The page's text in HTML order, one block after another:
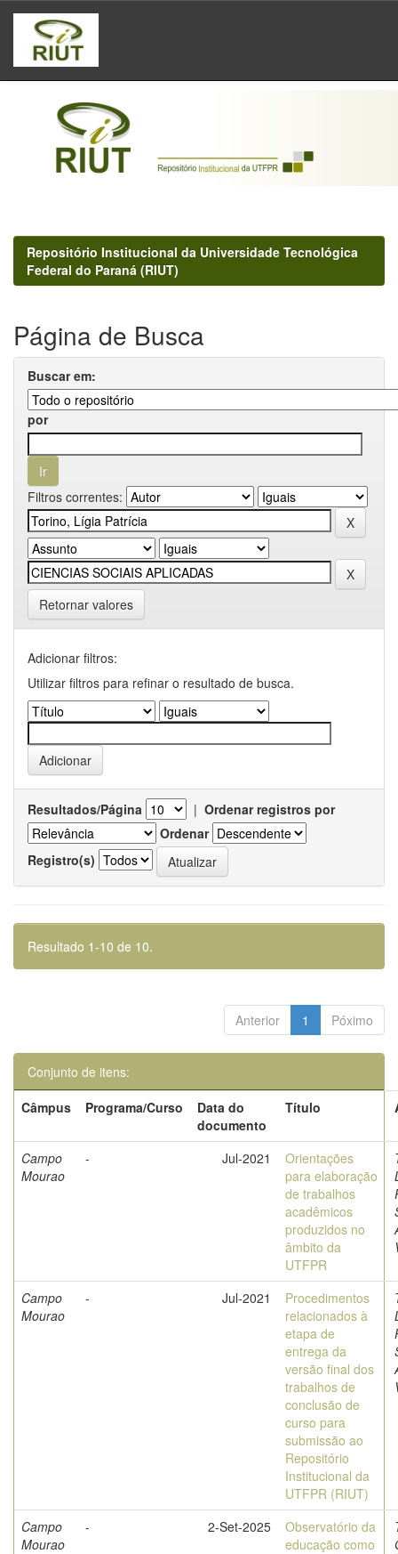
Skip
navigation
Repositório Institucional da Universidade Tecnológica
Federal do Paraná (RIUT)
Página de Busca
Buscar em:
por
Filtros correntes:
Retornar valores
Adicionar filtros:
Utilizar filtros para refinar o resultado de busca.
Resultados/Página | Ordenar registros por
Ordenar
Registro(s)
Resultado 1-10 de 10.
Anterior 1 Póximo
Conjunto de itens:
Câmpus
Programa/Curso
Data do
documento
Título
Campo
Mourao
- Jul-2021
Orientações
para elaboração
de trabalhos
acadêmicos
produzidos no
âmbito da
UTFPR
Campo
Mourao
- Jul-2021
Procedimentos
relacionados à
etapa de
entrega da
versão final dos
trabalhos de
conclusão de
curso para
submissão ao
Repositório
Institucional da
UTFPR (RIUT)
Campo
Mourao
- 2-Set-2025
Observatório da
educação como